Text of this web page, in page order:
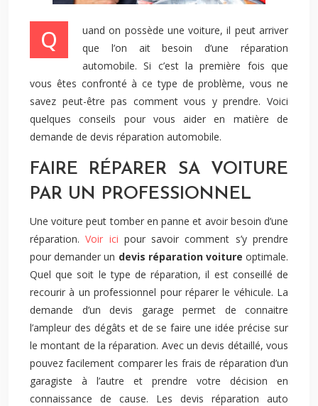
Quand on possède une voiture, il peut arriver
que l’on ait besoin d’une réparation
automobile. Si c’est la première fois que
vous êtes confronté à ce type de problème, vous ne
savez peut-être pas comment vous y prendre. Voici
quelques conseils pour vous aider en matière de
demande de devis réparation automobile.
FAIRE RÉPARER SA VOITURE
PAR UN PROFESSIONNEL
Une voiture peut tomber en panne et avoir besoin d’une
réparation.Voir ici pour savoir comment s’y prendre
pour demander un devis réparation voiture optimale.
Quel que soit le type de réparation, il est conseillé de
recourir à un professionnel pour réparer le véhicule. La
demande d’un devis garage permet de connaitre
l’ampleur des dégâts et de se faire une idée précise sur
le montant de la réparation. Avec un devis détaillé, vous
pouvez facilement comparer les frais de réparation d’un
garagiste à l’autre et prendre votre décision en
connaissance de cause. Les devis réparation auto